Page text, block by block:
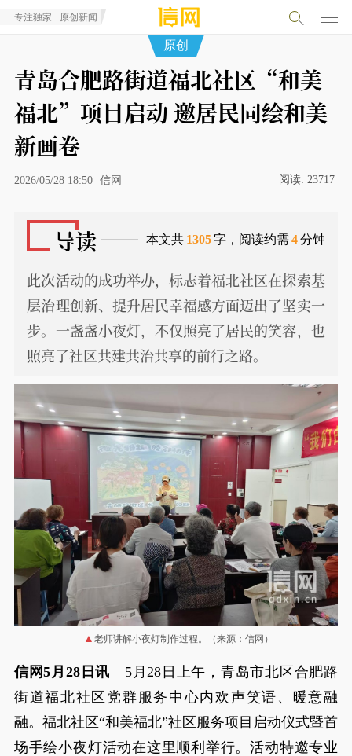
专注独家 · 原创新闻
原创
青岛合肥路街道福北社区“和美
福北”项目启动 邀居民同绘和美
新画卷
2026/05/28 18:50 信网 阅读: 23717
导读 本文共 1305字，阅读约需 4分钟
此次活动的成功举办，标志着福北社区在探索基
层治理创新、提升居民幸福感方面迈出了坚实一
步。一盏盏小夜灯，不仅照亮了居民的笑容，也
照亮了社区共建共治共享的前行之路。
老师讲解小夜灯制作过程。（来源：信网）
信网5月28日讯 5月28日上午，青岛市北区合肥路
街道福北社区党群服务中心内欢声笑语、暖意融
融。福北社区“和美福北”社区服务项目启动仪式暨首
场手绘小夜灯活动在这里顺利举行。活动特邀专业